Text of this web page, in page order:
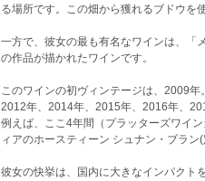
る場所です。この畑から獲れるブドウを
一方で、彼女の最も有名なワインは、「
の作品が描かれたワインです。
このワインの初ヴィンテージは、2009
2012年、2014年、2015年、2016年、
例えば、ここ4年間（プラッターズワイ
ィアのホースティーン シュナン・ブラ
彼女の快挙は、国内に大きなインパクト